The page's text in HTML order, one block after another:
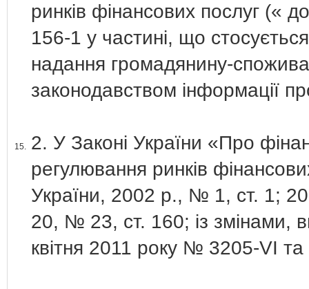
ринків фінансових послуг («
156-1 у частині, що
надання громадянину-
законодавством інформації
15. 2. У Законі України «Про
регулювання ринків
України, 2002 р., № 1, ст. 1;
20, № 23, ст. 160; із змінами,
квітня 2011 року № 3205-VІ